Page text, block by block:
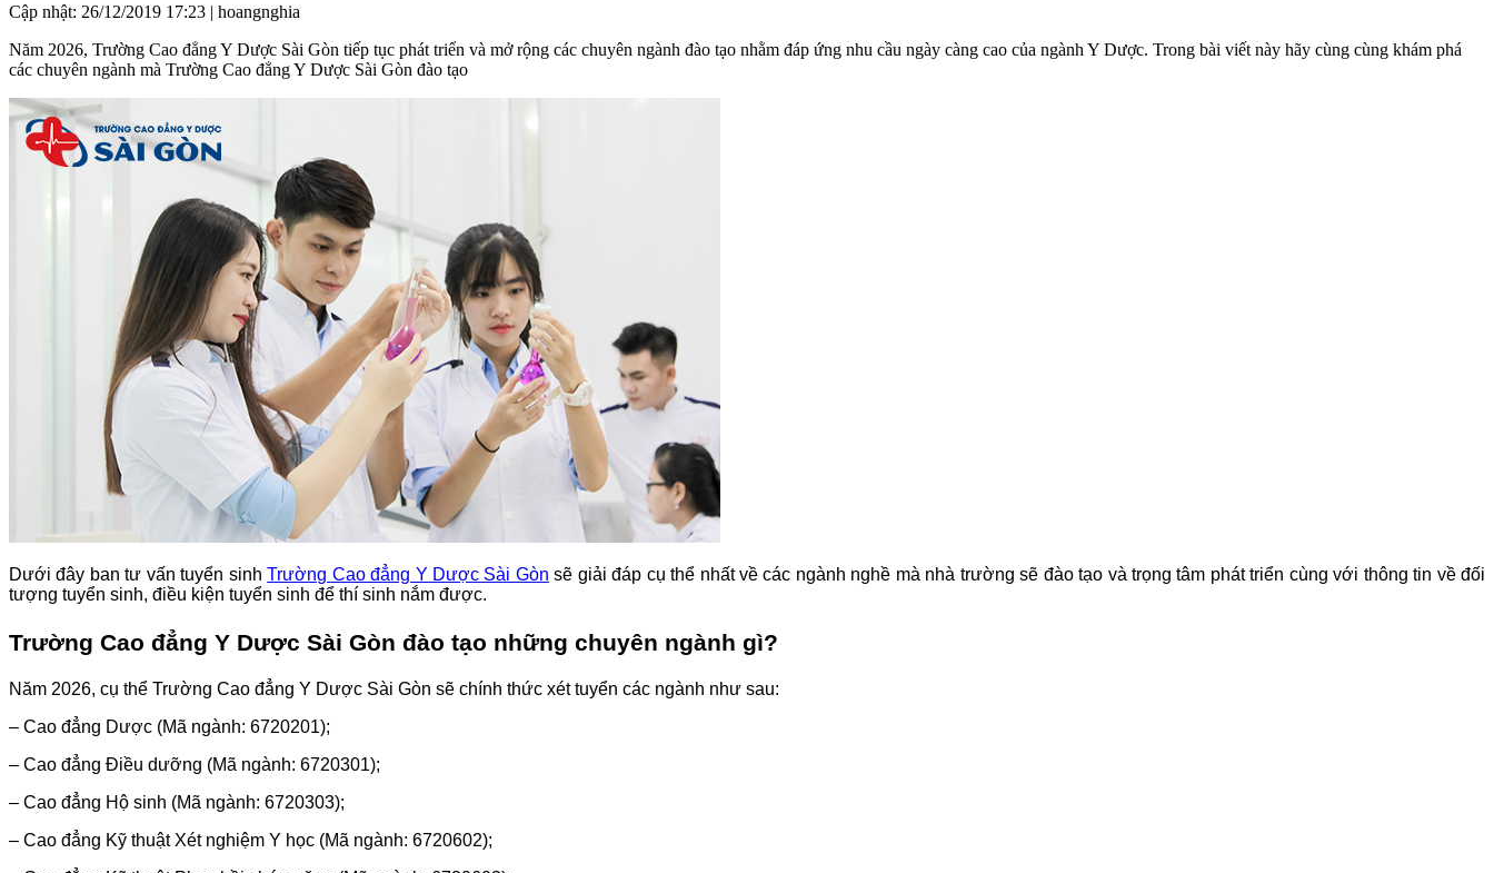
Cập nhật: 26/12/2019 17:23 | hoangnghia
Năm 2026, Trường Cao đẳng Y Dược Sài Gòn tiếp tục phát triển và mở rộng các chuyên ngành đào tạo nhằm đáp ứng nhu cầu ngày càng cao của ngành Y Dược. Trong bài viết này hãy cùng cùng khám phá
các chuyên ngành mà Trường Cao đẳng Y Dược Sài Gòn đào tạo
Dưới đây ban tư vấn tuyển sinhTrường Cao đẳng Y Dược Sài Gòn sẽ giải đáp cụ thể nhất về các ngành nghề mà nhà trường sẽ đào tạo và trọng tâm phát triển cùng với thông tin về đối
tượng tuyển sinh, điều kiện tuyển sinh để thí sinh nắm được.
Trường Cao đẳng Y Dược Sài Gòn đào tạo những chuyên ngành gì?
Năm 2026, cụ thể Trường Cao đẳng Y Dược Sài Gòn sẽ chính thức xét tuyển các ngành như sau:
– Cao đẳng Dược (Mã ngành: 6720201);
– Cao đẳng Điều dưỡng (Mã ngành: 6720301);
– Cao đẳng Hộ sinh (Mã ngành: 6720303);
– Cao đẳng Kỹ thuật Xét nghiệm Y học (Mã ngành: 6720602);